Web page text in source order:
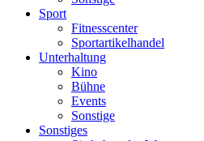
Sport
Fitnesscenter
Sportartikelhandel
Unterhaltung
Kino
Bühne
Events
Sonstige
Sonstiges